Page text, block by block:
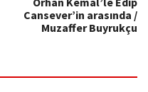
Cansever’in arasında /
Muzaffer Buyrukçu